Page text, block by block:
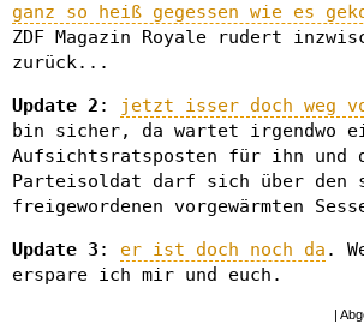
ganz so heiß gegessen wie es
ZDF Magazin Royale rudert
zurück...
Update 2 : jetzt isser doch weg
bin sicher, da wartet irgendwo
Aufsichtsratsposten für ihn und
Parteisoldat darf sich über den
freigewordenen vorgewärmten
Update 3 : er ist doch noch da .
erspare ich mir und euch.
|